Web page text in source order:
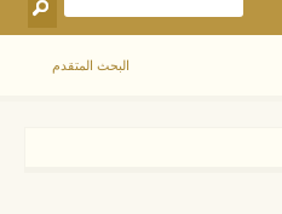
البحث المتقدم